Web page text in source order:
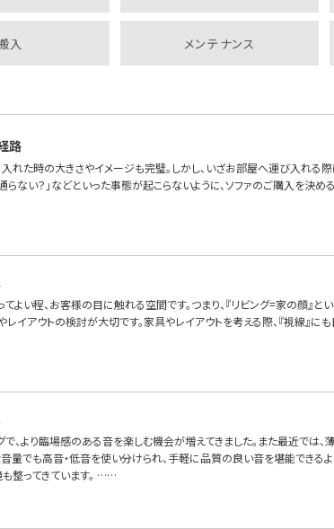
入 メンテナンス
路
れた時の大きさやイメージも完璧。しかし、いざお部屋へ運び入れる際
らない？」などといった事態が起こらないように、ソファのご購入を決め
よい程、お客様の目に触れる空間です。つまり、『リビング=家の顔』と
イアウトの検討が大切です。家具やレイアウトを考える際、『視線』に
、より臨場感のある音を楽しむ機会が増えてきました。また最近では
量でも高音・低音を使い分けられ、手軽に品質の良い音を堪能できる
整ってきています。 ……